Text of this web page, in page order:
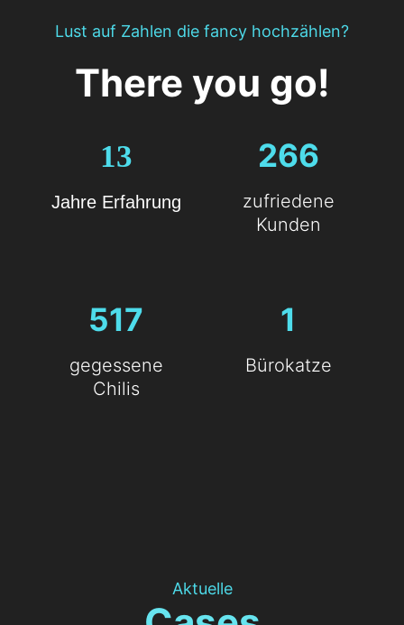
Lust auf Zahlen die fancy hochzählen?
There you go!
13
Jahre Erfahrung
266
zufriedene
Kunden
517
gegessene
Chilis
1
Bürokatze
Aktuelle